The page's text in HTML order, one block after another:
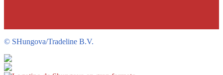
© SHungova/Tradeline B.V.